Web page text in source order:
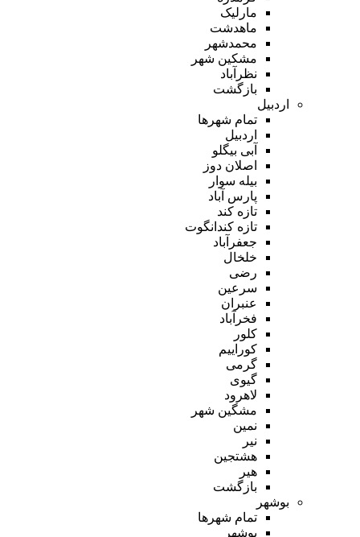
مارلیک
ماهدشت
محمدشهر
مشکین شهر
نظرآباد
بازگشت
اردبیل
تمام شهر‌ها
اردبیل
آبی بیگلو
اصلان دوز
بیله سوار
پارس آباد
تازه کند
تازه کندانگوت
جعفرآباد
خلخال
رضی
سرعین
عنبران
فخرآباد
کلور
کوراییم
گرمی
گیوی
لاهرود
مشگین شهر
نمین
نیر
هشتجین
هیر
بازگشت
بوشهر
تمام شهر‌ها
بوشهر